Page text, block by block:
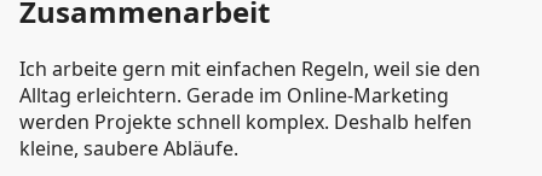
Zusammenarbeit
Ich arbeite gern mit einfachen Regeln, weil sie den
Alltag erleichtern. Gerade im Online-Marketing
werden Projekte schnell komplex. Deshalb helfen
kleine, saubere Abläufe.